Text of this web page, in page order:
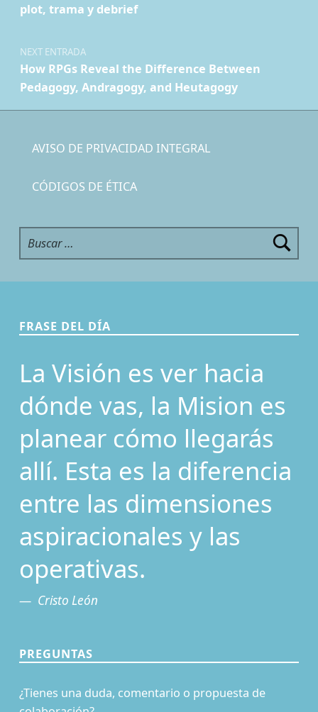
plot, trama y debrief
NEXT ENTRADA
How RPGs Reveal the Difference Between
Pedagogy, Andragogy, and Heutagogy
AVISO DE PRIVACIDAD INTEGRAL
CÓDIGOS DE ÉTICA
Buscar:
FRASE DEL DÍA
La Visión es ver hacia
dónde vas, la Mision es
planear cómo llegarás
allí. Esta es la diferencia
entre las dimensiones
aspiracionales y las
operativas.
Cristo León
PREGUNTAS
¿Tienes una duda, comentario o propuesta de